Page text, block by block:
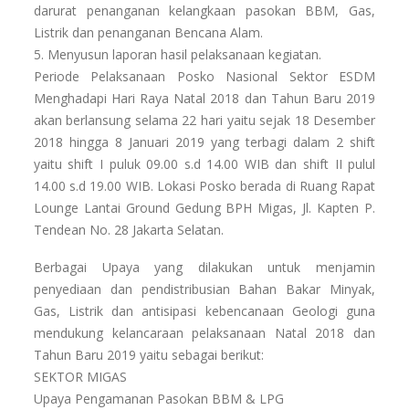
darurat penanganan kelangkaan pasokan BBM, Gas,
Listrik dan penanganan Bencana Alam.
5. Menyusun laporan hasil pelaksanaan kegiatan.
Periode Pelaksanaan Posko Nasional Sektor ESDM
Menghadapi Hari Raya Natal 2018 dan Tahun Baru 2019
akan berlansung selama 22 hari yaitu sejak 18 Desember
2018 hingga 8 Januari 2019 yang terbagi dalam 2 shift
yaitu shift I puluk 09.00 s.d 14.00 WIB dan shift II pulul
14.00 s.d 19.00 WIB. Lokasi Posko berada di Ruang Rapat
Lounge Lantai Ground Gedung BPH Migas, Jl. Kapten P.
Tendean No. 28 Jakarta Selatan.
Berbagai Upaya yang dilakukan untuk menjamin
penyediaan dan pendistribusian Bahan Bakar Minyak,
Gas, Listrik dan antisipasi kebencanaan Geologi guna
mendukung kelancaraan pelaksanaan Natal 2018 dan
Tahun Baru 2019 yaitu sebagai berikut:
SEKTOR MIGAS
Upaya Pengamanan Pasokan BBM & LPG